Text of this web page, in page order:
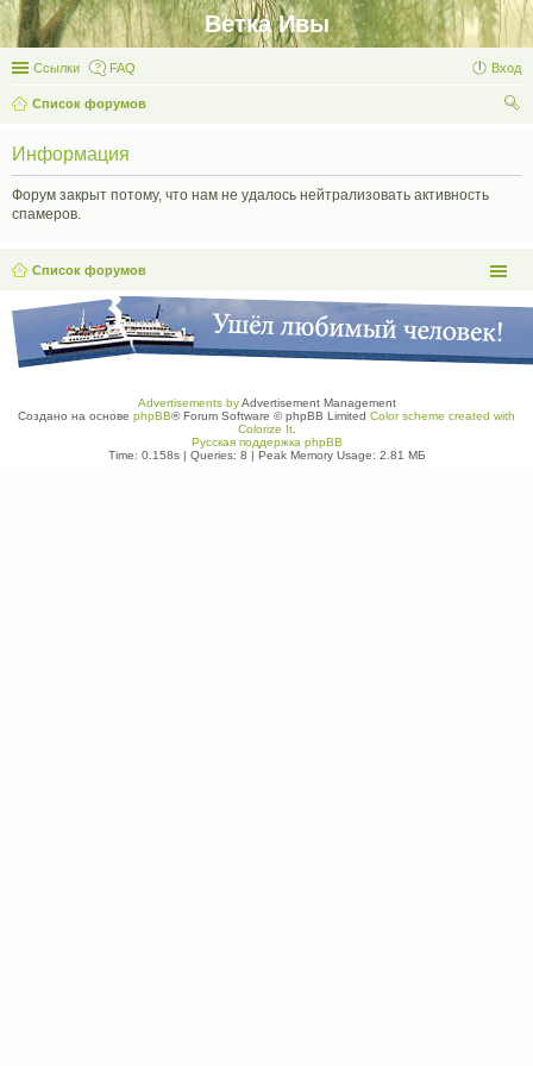
Ветка Ивы
Ссылки FAQ Вход
Список форумов
Информация
Форум закрыт потому, что нам не удалось нейтрализовать активность
спамеров.
Список форумов
Advertisements byAdvertisement Management
Создано на основе phpBB® Forum Software © phpBB Limited Color scheme created with
Colorize It.
Русская поддержка phpBB
Time: 0.158s| Queries: 8 | Peak Memory Usage: 2.81 МБ